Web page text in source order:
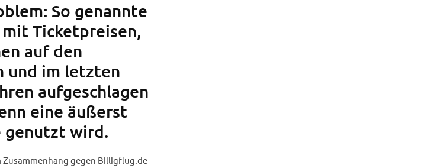
So genannte
Ticketpreisen,
auf den
und im letzten
aufgeschlagen
eine äußerst
wird.
gegen Billigflug.de